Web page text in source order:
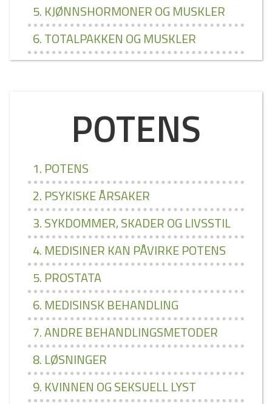
5. KJØNNSHORMONER OG MUSKLER
6. TOTALPAKKEN OG MUSKLER
POTENS
1. POTENS
2. PSYKISKE ÅRSAKER
3. SYKDOMMER, SKADER OG LIVSSTIL
4. MEDISINER KAN PÅVIRKE POTENS
5. PROSTATA
6. MEDISINSK BEHANDLING
7. ANDRE BEHANDLINGSMETODER
8. LØSNINGER
9. KVINNEN OG SEKSUELL LYST